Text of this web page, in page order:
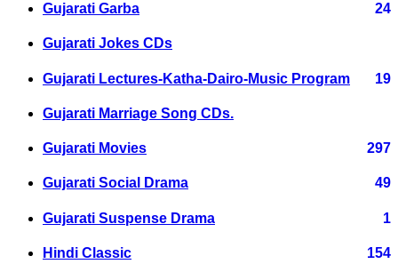
Gujarati Garba 24
Gujarati Jokes CDs
Gujarati Lectures-Katha-Dairo-Music Program 19
Gujarati Marriage Song CDs.
Gujarati Movies 297
Gujarati Social Drama 49
Gujarati Suspense Drama 1
Hindi Classic 154